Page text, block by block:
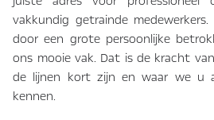
vakkundig getrainde
door een grote persoonlijke
ons mooie vak. Dat is de kracht
de lijnen kort zijn en waar we u
kennen.